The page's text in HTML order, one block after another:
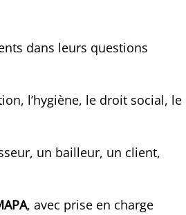
dans leurs questions
l’hygiène, le droit social, le
un bailleur, un client,
, avec prise en charge